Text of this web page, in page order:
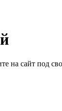
на сайт под